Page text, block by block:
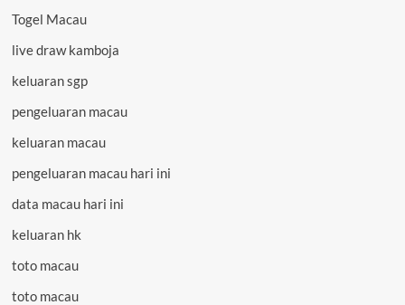
Togel Macau
live draw kamboja
keluaran sgp
pengeluaran macau
keluaran macau
pengeluaran macau hari ini
data macau hari ini
keluaran hk
toto macau
toto macau